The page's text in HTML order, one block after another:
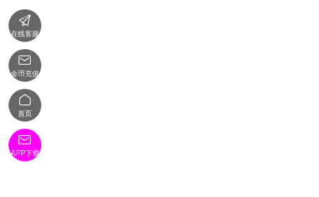

在线客服

金币充值

首页

APP下载